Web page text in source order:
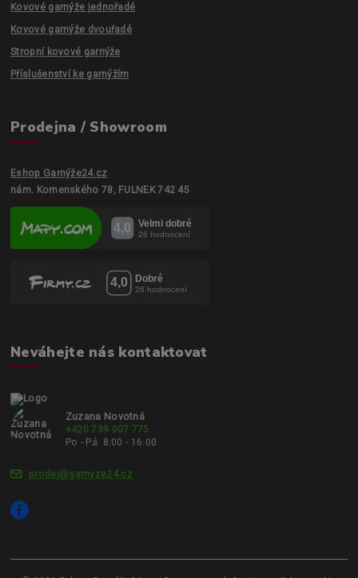
Kovové garnýže jednořadé
Kovové garnýže dvouřadé
Stropní kovové garnýže
Příslušenství ke garnýžím
Prodejna / Showroom
Eshop Garnýže24.cz
nám. Komenského 78, FULNEK 742 45
Neváhejte nás kontaktovat
Zuzana Novotná
+420 739 007 775
Po - Pá: 8:00 - 16:00
prodej@garnyze24.cz